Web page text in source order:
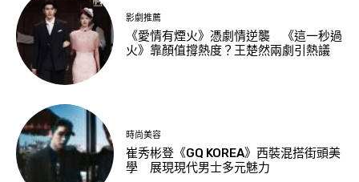
影劇推薦
《愛情有煙火》憑劇情逆襲 《這一秒過
火》靠顏值撐熱度？王楚然兩劇引熱議
時尚美容
崔秀彬登《GQ KOREA》西裝混搭街頭美
學 展現現代男士多元魅力